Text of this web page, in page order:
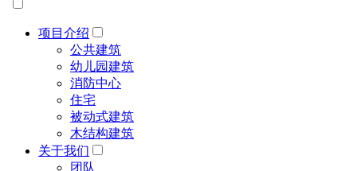
项目介绍
公共建筑
幼儿园建筑
消防中心
住宅
被动式建筑
木结构建筑
关于我们
团队